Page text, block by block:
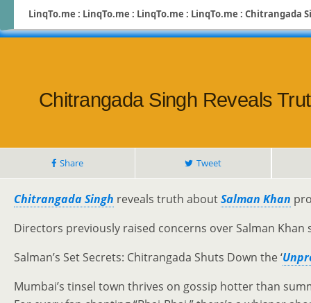
LinqTo.me : LinqTo.me : LinqTo.me : LinqTo.me : Chitrangada